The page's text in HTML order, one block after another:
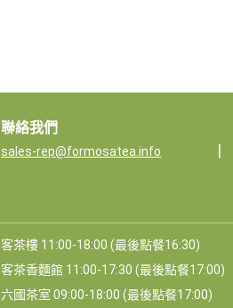
聯絡我們
sales-rep@formosatea.info |
客茶樓 11:00-18:00 (最後點餐16:30)
客茶香麵館 11:00-17:30 (最後點餐17:00)
六國茶室 09:00-18:00 (最後點餐17:00)